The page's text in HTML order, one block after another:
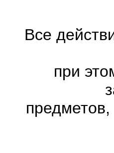
Все
при